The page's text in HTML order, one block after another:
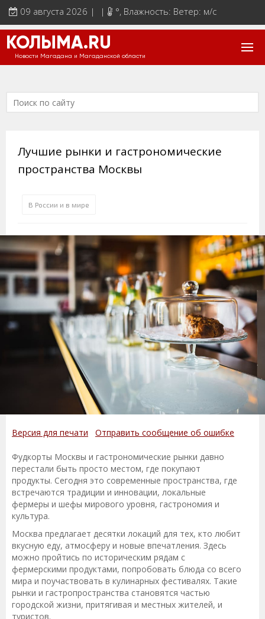
09 августа 2026 | | °, Влажность: Ветер: м/с
КОЛЫМА.RU
Новости Магадана и Магаданской области
Лучшие рынки и гастрономические
пространства Москвы
В России и в мире
Версия для печати Отправить сообщение об ошибке
Фудкорты Москвы и гастрономические рынки давно
перестали быть просто местом, где покупают
продукты. Сегодня это современные пространства, где
встречаются традиции и инновации, локальные
фермеры и шефы мирового уровня, гастрономия и
культура.
Москва предлагает десятки локаций для тех, кто любит
вкусную еду, атмосферу и новые впечатления. Здесь
можно пройтись по историческим рядам с
фермерскими продуктами, попробовать блюда со всего
мира и поучаствовать в кулинарных фестивалях. Такие
рынки и гастропространства становятся частью
городской жизни, притягивая и местных жителей, и
туристов.